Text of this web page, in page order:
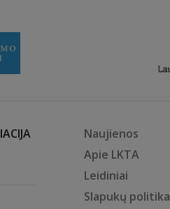
Naujienos
Apie LKTA
Leidiniai
Slapukų politika